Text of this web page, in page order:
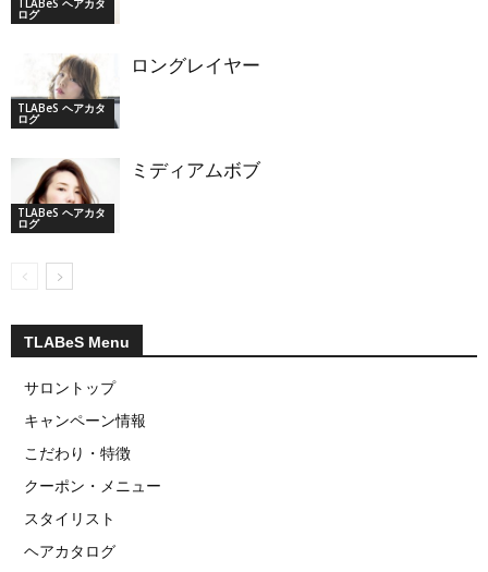
TLABeS ヘアカタ
ログ
TLABeS ヘアカタ
ログ
ロングレイヤー
TLABeS ヘアカタ
ログ
ミディアムボブ
TLABeS Menu
サロントップ
キャンペーン情報
こだわり・特徴
クーポン・メニュー
スタイリスト
ヘアカタログ